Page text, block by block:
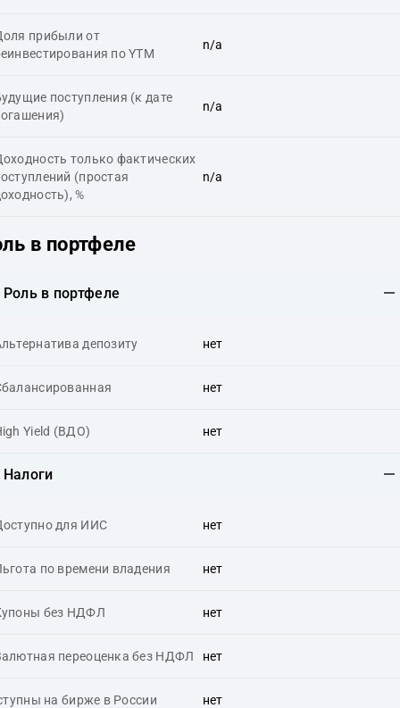
прибыли от
по YTM
n/a
поступления (к дате
n/a
только фактических
(простая
%
n/a
в портфеле
Роль в портфеле
депозиту нет
нет
Yield (ВДО) нет
Налоги
для ИИС нет
по времени владения нет
без НДФЛ нет
переоценка без НДФЛ нет
на бирже в России нет